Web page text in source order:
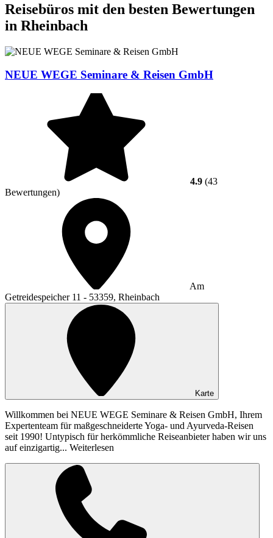
Reisebüros mit den besten Bewertungen
in Rheinbach
NEUE WEGE Seminare & Reisen GmbH
4.9 (43
Bewertungen)
Am
Getreidespeicher 11 - 53359, Rheinbach
Karte
Willkommen bei NEUE WEGE Seminare & Reisen GmbH, Ihrem
Expertenteam für maßgeschneiderte Yoga- und Ayurveda-Reisen
seit 1990! Untypisch für herkömmliche Reiseanbieter haben wir uns
auf einzigartig... Weiterlesen